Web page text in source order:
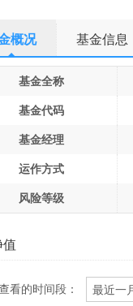
概况 基金信息
基金全称
基金代码
基金经理
运作方式
风险等级
看的时间段：